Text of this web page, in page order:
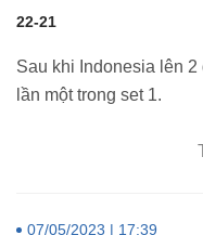
22-21
Sau khi Indonesia lên
lần một trong set 1.
07/05/2023 | 17:39